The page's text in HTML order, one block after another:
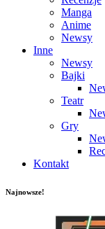
Manga
Anime
Newsy
Inne
Newsy
Bajki
Teatr
Gry
Kontakt
Najnowsze!